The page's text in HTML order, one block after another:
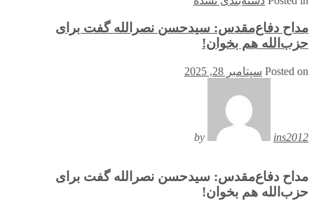
مداح دفاع‌مقدس: سیدحسن نصرالله گفت برای
حزب‌الله هم بخوان!
Posted on سپتامبر 28, 2025
by ins2012
مداح دفاع‌مقدس: سیدحسن نصرالله گفت برای
حزب‌الله هم بخوان!